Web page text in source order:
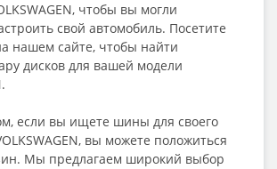
чтобы вы могли
свой автомобиль. Посетите
нашем сайте, чтобы найти
дисков для вашей модели
если вы ищете шины для своего
вы можете положиться
Мы предлагаем широкий выбор